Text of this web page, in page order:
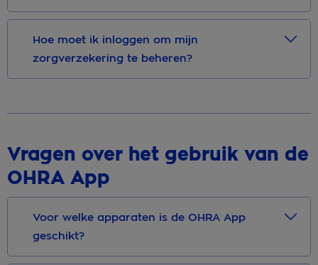
Hoe moet ik inloggen om mijn
zorgverzekering te beheren?
Vragen over het gebruik van de
OHRA App
Voor welke apparaten is de OHRA App
geschikt?